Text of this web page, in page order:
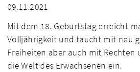
09.11.2021
Mit dem 18. Geburtstag erreicht
Volljährigkeit und taucht mit neu
Freiheiten aber auch mit Rechten
die Welt des Erwachsenen ein.